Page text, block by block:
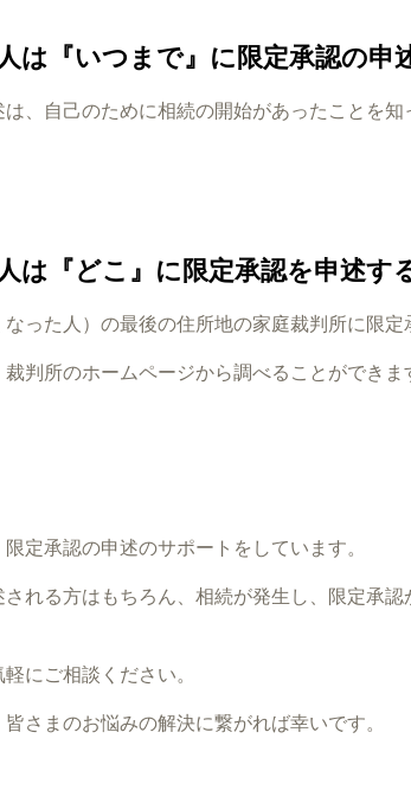
は『いつまで』に限定承認の申
は、自己のために相続の開始があったことを
は『どこ』に限定承認を申述す
った人）の最後の住所地の家庭裁判所に限定
判所のホームページから調べることができま
定承認の申述のサポートをしています。
される方はもちろん、相続が発生し、限定承
にご相談ください。
さまのお悩みの解決に繋がれば幸いです。